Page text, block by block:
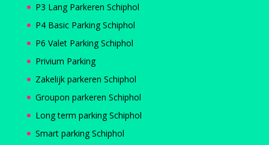
P3 Lang Parkeren Schiphol
P4 Basic Parking Schiphol
P6 Valet Parking Schiphol
Privium Parking
Zakelijk parkeren Schiphol
Groupon parkeren Schiphol
Long term parking Schiphol
Smart parking Schiphol